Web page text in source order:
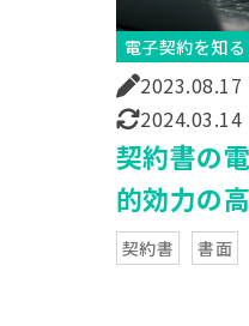
電子契約を知る
2023.08.17
2024.03.14
契約書の
的効力の
できない
契約書 書面